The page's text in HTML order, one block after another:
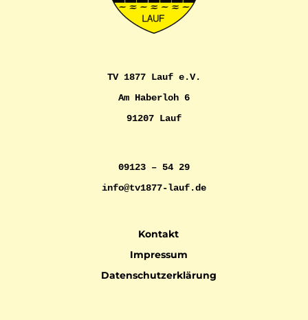
TV 1877 Lauf e.V.
Am Haberloh 6
91207 Lauf
09123 – 54 29
info@tv1877-lauf.de
Kontakt
Impressum
Datenschutzerklärung